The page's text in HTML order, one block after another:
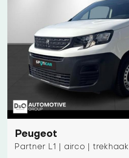
Peugeot
Partner L1 | airco | trekhaak